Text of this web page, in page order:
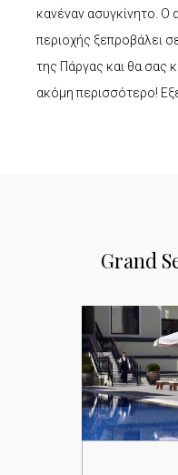
κανέναν ασυγκίνητο. Ο
περιοχής ξεπροβάλει
της Πάργας και θα σας
ακόμη περισσότερο!
Grand